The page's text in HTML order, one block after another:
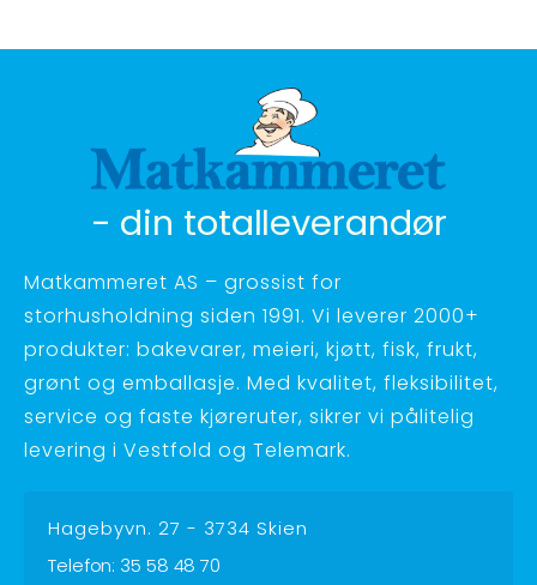
- din totalleverandør
Matkammeret AS – grossist for
storhusholdning siden 1991. Vi leverer 2000+
produkter: bakevarer, meieri, kjøtt, fisk, frukt,
grønt og emballasje. Med kvalitet, fleksibilitet,
service og faste kjøreruter, sikrer vi pålitelig
levering i Vestfold og Telemark.
Hagebyvn. 27 - 3734 Skien
Telefon: 35 58 48 70